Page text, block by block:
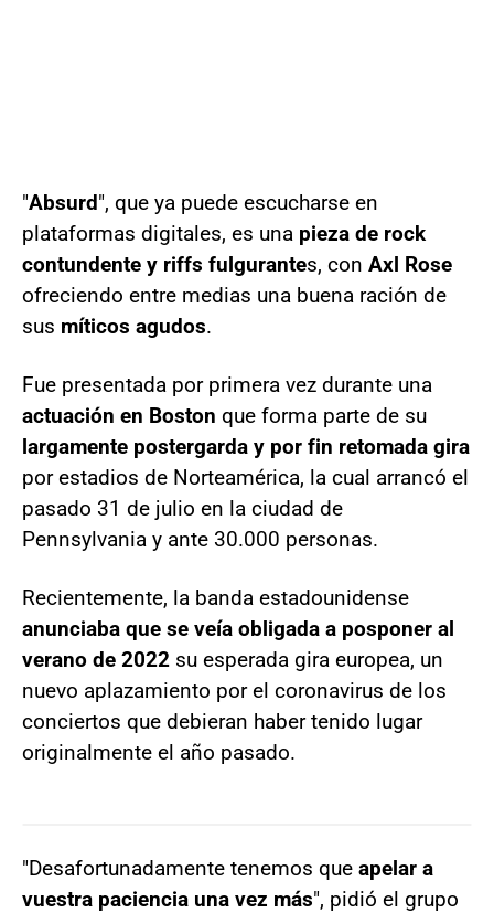
"Absurd", que ya puede escucharse en
plataformas digitales, es una pieza de rock
contundente y riffs fulgurantes, con Axl Rose
ofreciendo entre medias una buena ración de
sus míticos agudos.
Fue presentada por primera vez durante una
actuación en Boston que forma parte de su
largamente postergarda y por fin retomada gira
por estadios de Norteamérica, la cual arrancó el
pasado 31 de julio en la ciudad de
Pennsylvania y ante 30.000 personas.
Recientemente, la banda estadounidense
anunciaba que se veía obligada a posponer al
verano de 2022 su esperada gira europea, un
nuevo aplazamiento por el coronavirus de los
conciertos que debieran haber tenido lugar
originalmente el año pasado.
"Desafortunadamente tenemos que apelar a
vuestra paciencia una vez más", pidió el grupo